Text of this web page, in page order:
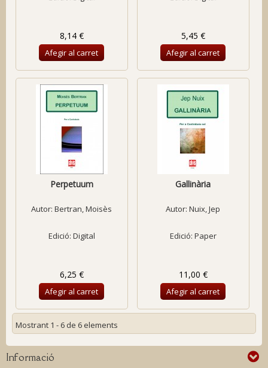
8,14 €
Afegir al carret
5,45 €
Afegir al carret
Perpetuum
Autor:Bertran, Moisès
Edició: Digital
6,25 €
Afegir al carret
Gallinària
Autor:Nuix, Jep
Edició: Paper
11,00 €
Afegir al carret
Mostrant 1 - 6 de 6 elements
Informació